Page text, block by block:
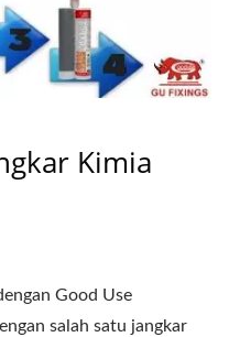
Kimia
Good Use
salah satu jangkar